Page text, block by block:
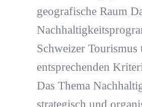
geografische Raum
Schweizer
entsprechenden
Das Thema
strategisch und